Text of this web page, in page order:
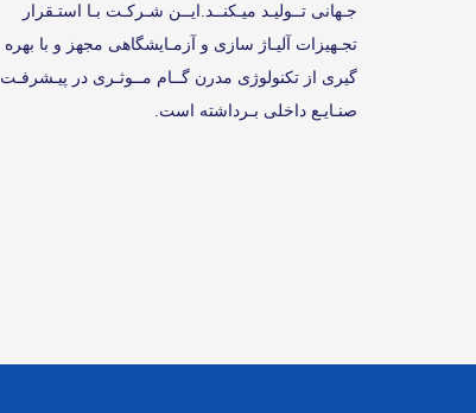
جـهانی تــولیـد میـکنــد.ایــن شـرکـت بـا استـقرار
تجـهیزات آلیـاژ سازی و آزمـایشگاهی مجهز و با بهره
گیری از تکنولوژی مدرن گــام مــوثـری در پیـشرفـت
صنـایـع داخلی بـرداشته است.